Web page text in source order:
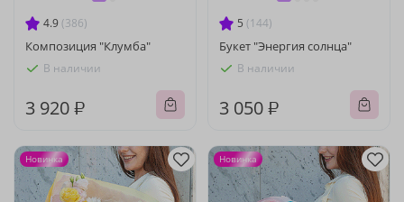
4.9 (386)
Композиция "Клумба"
В наличии
3 920 ₽
5 (144)
Букет "Энергия солнца"
В наличии
3 050 ₽
Новинка Новинка